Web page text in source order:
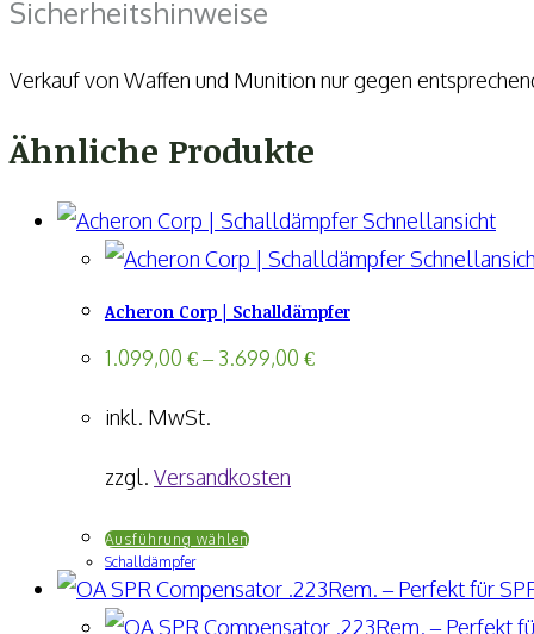
Sicherheitshinweise
Verkauf von Waffen und Munition nur gegen
Ähnliche Produkte
Schnellansicht
Acheron Corp | Schalldämpfer
1.099,00 €–3.699,00 €
inkl. MwSt.
zzgl. Versandkosten
Ausführung wählenDieses
Schalldämpfer